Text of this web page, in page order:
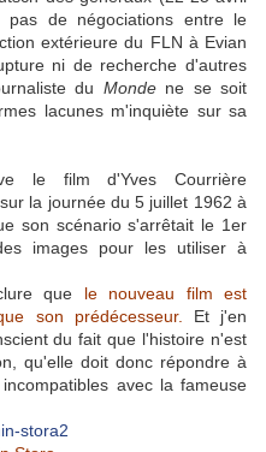
de négociations entre le
extérieure du FLN à Evian
ni de recherche d'autres
du Mondene se soit
lacunes m'inquiète sur sa
le film d'Yves Courrière
la journée du 5 juillet 1962 à
son scénario s'arrêtait le 1er
images pour les utiliser à
que le nouveau film est
son prédécesseur.
Et j'en
du fait que l'histoire n'est
qu'elle doit donc répondre à
avec la fameuse